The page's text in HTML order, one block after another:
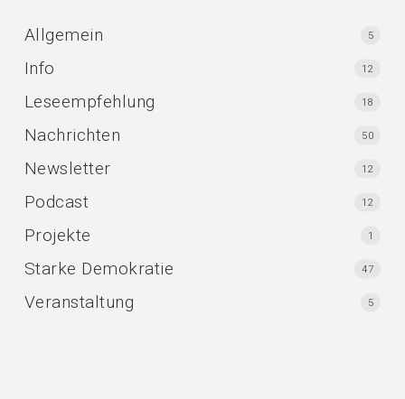
Allgemein 5
Info 12
Leseempfehlung 18
Nachrichten 50
Newsletter 12
Podcast 12
Projekte 1
Starke Demokratie 47
Veranstaltung 5